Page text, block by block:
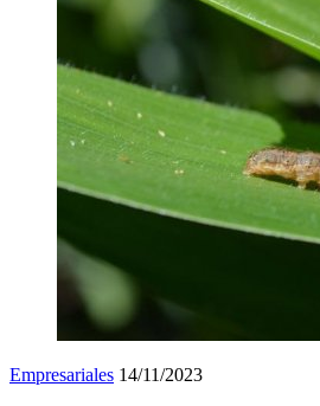
Empresariales 14/11/2023